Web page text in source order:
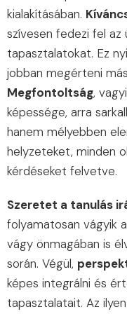
kialakításában.
szívesen fedezi fel az
tapasztalatokat. Ez
jobban megérteni
Megfontoltság,
képessége, arra
hanem mélyebben
helyzeteket, minden
kérdéseket felvetve.
Szeretet a tanulás
folyamatosan vágyik
vágy önmagában is
során. Végül,
képes integrálni és
tapasztalatait. Az